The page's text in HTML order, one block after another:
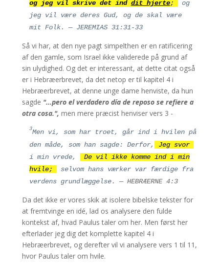
og jeg vil skrive det ind dit hjerte;
og
jeg vil være deres Gud, og de skal være
mit Folk. — JEREMIAS 31:31-33
Så vi har, at den nye pagt simpelthen er en ratificering
af den gamle, som Israel ikke validerede på grund af
sin ulydighed. Og det er interessant, at dette citat også
er i Hebræerbrevet, da det netop er til kapitel 4 i
Hebræerbrevet, at denne unge dame henviste, da hun
sagde "…pero el verdadero día de reposo se refiere a
otra cosa.", men mere præcist henviser vers 3 -
3Men vi, som har troet, går ind i hvilen på
den måde, som han sagde:
Derfor,
Jeg svor
i min vrede,
De vil ikke komme ind i min
hvile;
selvom hans værker var færdige fra
verdens grundlæggelse.
— HEBRÆERNE 4:3
Da det ikke er vores skik at isolere bibelske tekster for
at fremtvinge en idé, lad os analysere den fulde
kontekst af, hvad Paulus taler om her. Men først her
efterlader jeg dig det komplette kapitel 4 i
Hebræerbrevet, og derefter vil vi analysere vers 1 til 11,
hvor Paulus taler om hvile.